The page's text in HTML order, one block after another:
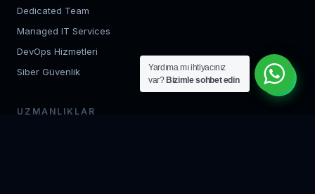
Dedicated Team
Managed IT Services
DevOps Hizmetleri
Siber Güvenlik
UZMANLIKLAR
Yardıma mı ihtiyacınız
var? Bizimle sohbet edin